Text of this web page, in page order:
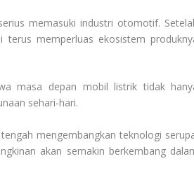
memasuki industri otomotif.
memperluas ekosistem
masa depan mobil listrik tidak
sehari-hari.
mengembangkan teknologi
akan semakin berkembang